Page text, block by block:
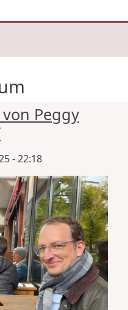
Peggy
- 22:18